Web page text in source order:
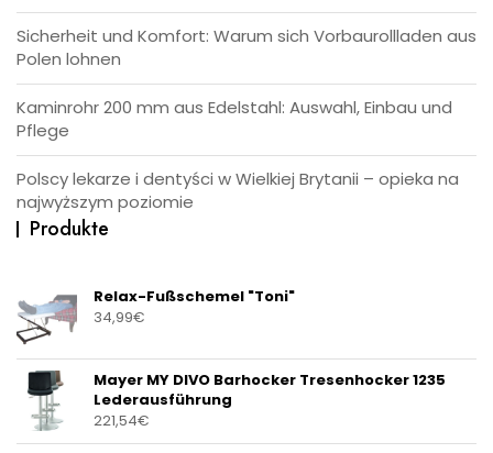
Sicherheit und Komfort: Warum sich Vorbaurollladen aus
Polen lohnen
Kaminrohr 200 mm aus Edelstahl: Auswahl, Einbau und
Pflege
Polscy lekarze i dentyści w Wielkiej Brytanii – opieka na
najwyższym poziomie
Produkte
Relax-Fußschemel "Toni"
34,99€
Mayer MY DIVO Barhocker Tresenhocker 1235
Lederausführung
221,54€